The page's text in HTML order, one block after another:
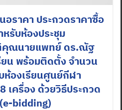
อราคา ประกวดราคาซื้อ
รับห้องประชุม
คุณนายแพทย์ ดร.ณัฐ
ยน พร้อมติดตั้ง จำนวน
ห้องเรียนศูนย์กีฬา
เครื่อง ด้วยวิธีประกวด
bidding)